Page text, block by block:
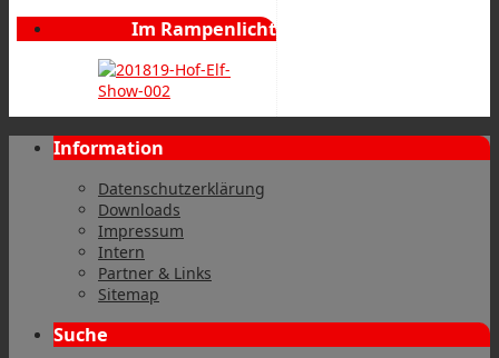
Im Rampenlicht
Information
Datenschutzerklärung
Downloads
Impressum
Intern
Partner & Links
Sitemap
Suche